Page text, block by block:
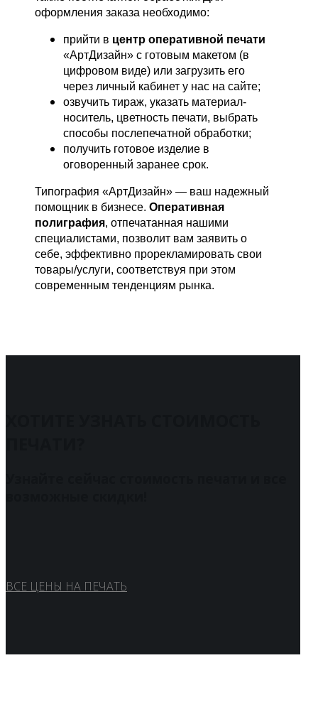
оформления заказа необходимо:
прийти в центр оперативной печати
«АртДизайн» с готовым макетом (в
цифровом виде) или загрузить его
через личный кабинет у нас на сайте;
озвучить тираж, указать материал-
носитель, цветность печати, выбрать
способы послепечатной обработки;
получить готовое изделие в
оговоренный заранее срок.
Типография «АртДизайн» — ваш надежный
помощник в бизнесе.Оперативная
полиграфия, отпечатанная нашими
специалистами, позволит вам заявить о
себе, эффективно прорекламировать свои
товары/услуги, соответствуя при этом
современным тенденциям рынка.
ВСЕ ЦЕНЫ НА ПЕЧАТЬ